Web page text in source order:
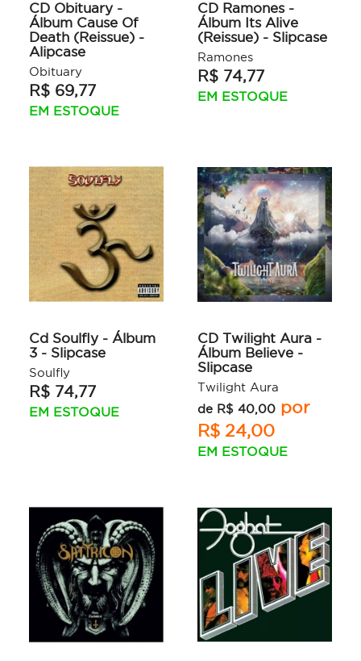
CD Obituary -
Álbum Cause Of
Death (Reissue) -
Alipcase
Obituary
R$ 69,77
EM ESTOQUE
CD Ramones -
Álbum Its Alive
(Reissue) - Slipcase
Ramones
R$ 74,77
EM ESTOQUE
Cd Soulfly - Álbum
3 - Slipcase
Soulfly
R$ 74,77
EM ESTOQUE
CD Twilight Aura -
Álbum Believe -
Slipcase
Twilight Aura
de R$ 40,00 por
R$ 24,00
EM ESTOQUE